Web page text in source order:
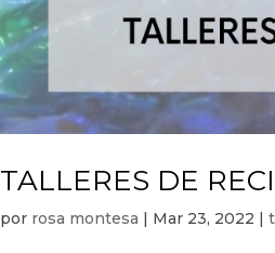
TALLERES DE
por rosa montesa | Mar 23, 2022 |